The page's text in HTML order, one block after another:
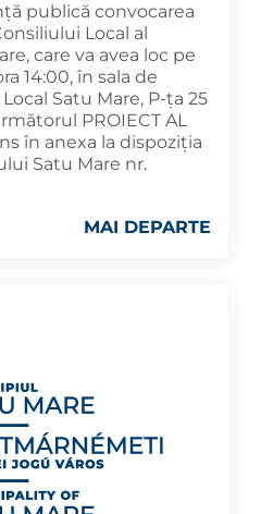
publică convocarea
Local al
care va avea loc pe
14:00, în sala de
Satu Mare, P-ța 25
PROIECT AL
în anexa la dispoziția
Satu Mare nr.
MAI DEPARTE